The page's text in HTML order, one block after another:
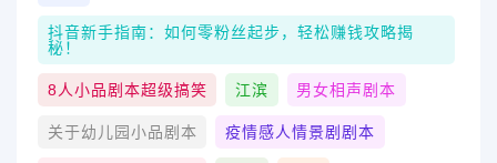
抖音新手指南：如何零粉丝起步，轻松赚钱攻略揭
秘！
8人小品剧本超级搞笑 江滨 男女相声剧本
关于幼儿园小品剧本 疫情感人情景剧剧本